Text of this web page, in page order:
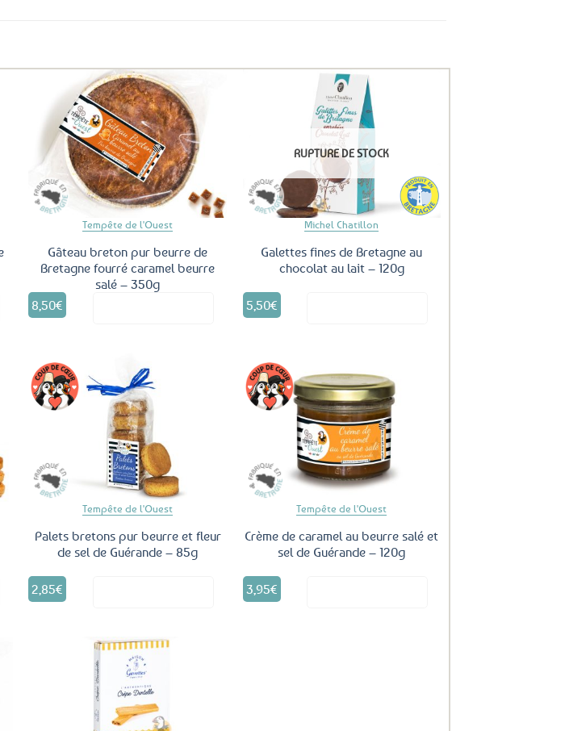
Ajouter
aux
favoris
Tempête de l'Ouest
Gâteau breton pur beurre de
Bretagne fourré caramel beurre
salé – 350g
8,50€
RUPTURE DE STOCK
Michel Chatillon
Galettes fines de Bretagne au
chocolat au lait – 120g
5,50€
Tempête de l'Ouest
Palets bretons pur beurre et fleur
de sel de Guérande – 85g
2,85€
Tempête de l'Ouest
Crème de caramel au beurre salé et
sel de Guérande – 120g
3,95€